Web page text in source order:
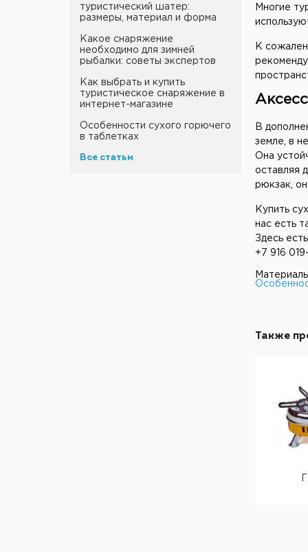
туристический шатер:
размеры, материал и форма
Какое снаряжение
необходимо для зимней
рыбалки: советы экспертов
Как выбрать и купить
туристическое снаряжение в
интернет-магазине
Особенности сухого горючего
в таблетках
Все статьи
Многие
К
В
земле, в
Она
оставляя
рюкзак,
Купить
нас есть
Здесь
+7 916
Также